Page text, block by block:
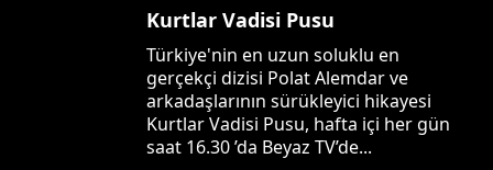
Kurtlar Vadisi Pusu
Türkiye'nin en uzun soluklu en
gerçekçi dizisi Polat Alemdar ve
arkadaşlarının sürükleyici hikayesi
Kurtlar Vadisi Pusu, hafta içi her gün
saat 16.30 ’da Beyaz TV’de...